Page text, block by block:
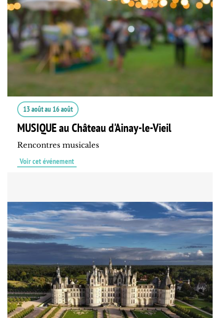
13 aoûtau 16 août
MUSIQUE au Château d'Ainay-le-Vieil
Rencontres musicales
Voir cet événement